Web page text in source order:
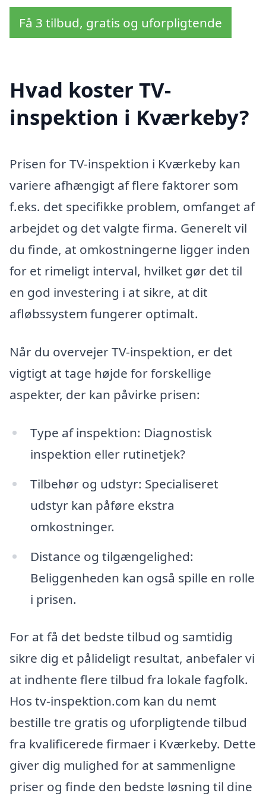
Få 3 tilbud, gratis og uforpligtende
Hvad koster TV-
inspektion i Kværkeby?
Prisen for TV-inspektion i Kværkeby kan
variere afhængigt af flere faktorer som
f.eks. det specifikke problem, omfanget af
arbejdet og det valgte firma. Generelt vil
du finde, at omkostningerne ligger inden
for et rimeligt interval, hvilket gør det til
en god investering i at sikre, at dit
afløbssystem fungerer optimalt.
Når du overvejer TV-inspektion, er det
vigtigt at tage højde for forskellige
aspekter, der kan påvirke prisen:
Type af inspektion: Diagnostisk
inspektion eller rutinetjek?
Tilbehør og udstyr: Specialiseret
udstyr kan påføre ekstra
omkostninger.
Distance og tilgængelighed:
Beliggenheden kan også spille en rolle
i prisen.
For at få det bedste tilbud og samtidig
sikre dig et pålideligt resultat, anbefaler vi
at indhente flere tilbud fra lokale fagfolk.
Hos tv-inspektion.com kan du nemt
bestille tre gratis og uforpligtende tilbud
fra kvalificerede firmaer i Kværkeby. Dette
giver dig mulighed for at sammenligne
priser og finde den bedste løsning til dine